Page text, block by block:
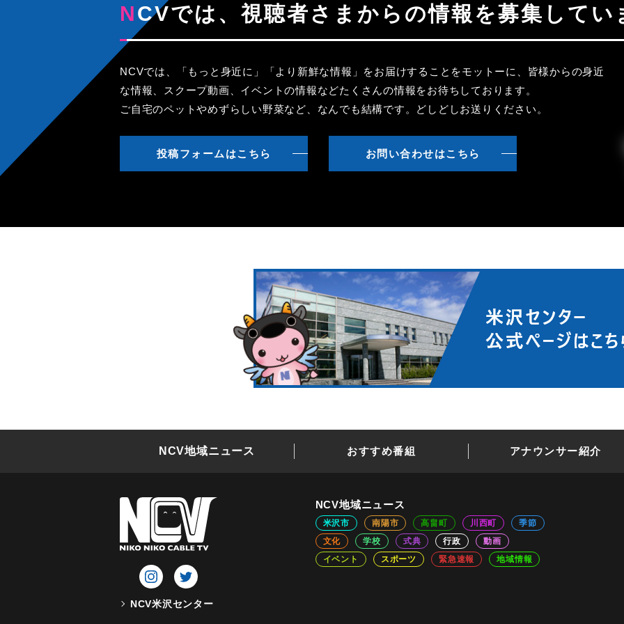
NCVでは、視聴者さまからの情報を募集してい
NCVでは、「もっと身近に」「より新鮮な情報」をお届けすることをモットーに、皆様からの身近
な情報、スクープ動画、イベントの情報などたくさんの情報をお待ちしております。
ご自宅のペットやめずらしい野菜など、なんでも結構です。どしどしお送りください。
投稿フォームはこちら お問い合わせはこちら
NCV地域ニュース おすすめ番組 アナウンサー紹介
NCV米沢センター
NCV地域ニュース
米沢市 南陽市 高畠町 川西町
季節
文化
学校 式典 行政
動画
イベント
スポーツ 緊急速報 地域情報